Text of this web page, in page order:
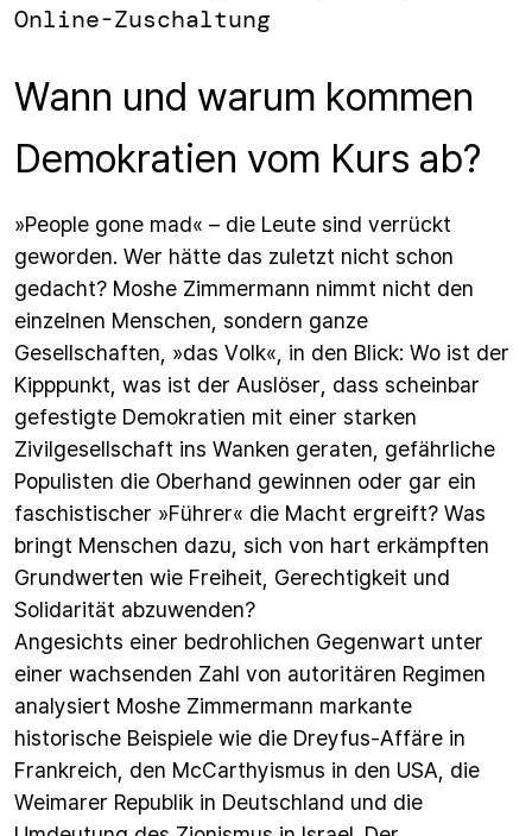
Online-Zuschaltung
Wann und warum kommen
Demokratien vom Kurs ab?
»People gone mad« – die Leute sind verrückt
geworden. Wer hätte das zuletzt nicht schon
gedacht? Moshe Zimmermann nimmt nicht den
einzelnen Menschen, sondern ganze
Gesellschaften, »das Volk«, in den Blick: Wo ist der
Kipppunkt, was ist der Auslöser, dass scheinbar
gefestigte Demokratien mit einer starken
Zivilgesellschaft ins Wanken geraten, gefährliche
Populisten die Oberhand gewinnen oder gar ein
faschistischer »Führer« die Macht ergreift? Was
bringt Menschen dazu, sich von hart erkämpften
Grundwerten wie Freiheit, Gerechtigkeit und
Solidarität abzuwenden?
Angesichts einer bedrohlichen Gegenwart unter
einer wachsenden Zahl von autoritären Regimen
analysiert Moshe Zimmermann markante
historische Beispiele wie die Dreyfus-Affäre in
Frankreich, den McCarthyismus in den USA, die
Weimarer Republik in Deutschland und die